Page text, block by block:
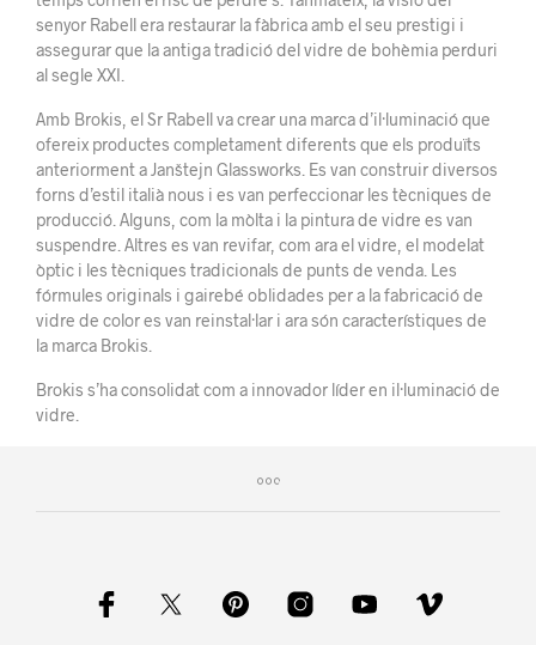
senyor Rabell era restaurar la fàbrica amb el seu prestigi i
assegurar que la antiga tradició del vidre de bohèmia perduri
al segle XXI.
Amb Brokis, el Sr Rabell va crear una marca d’il·luminació que
ofereix productes completament diferents que els produïts
anteriorment a Janštejn Glassworks. Es van construir diversos
forns d’estil italià nous i es van perfeccionar les tècniques de
producció. Alguns, com la mòlta i la pintura de vidre es van
suspendre. Altres es van revifar, com ara el vidre, el modelat
òptic i les tècniques tradicionals de punts de venda. Les
fórmules originals i gairebé oblidades per a la fabricació de
vidre de color es van reinstal·lar i ara són característiques de
la marca Brokis.
Brokis s’ha consolidat com a innovador líder en il·luminació de
vidre.